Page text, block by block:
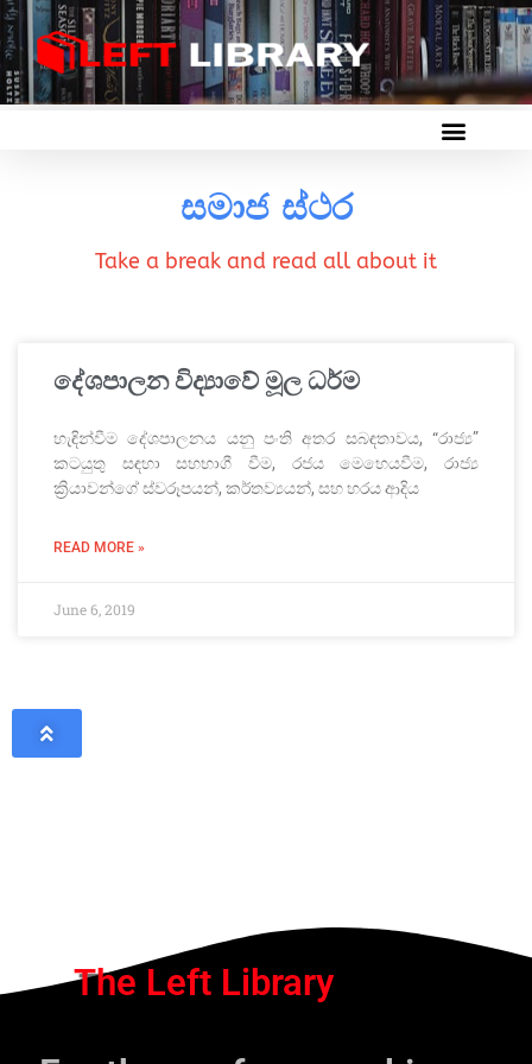
සමාජ ස්ථර
Take a break and read all about it
දේශපාලන විද්‍යාවේ මූල ධර්ම
හැඳින්වීම දේශපාලනය යනු පංති අතර සබඳතාවය, “රාජ්‍ය”
කටයුතු සඳහා සහභාගී වීම, රජය මෙහෙයවීම, රාජ්‍ය
ක්‍රියාවන්ගේ ස්වරූපයන්, කර්තව්‍යයන්, සහ හරය ආදිය
READ MORE »
June 6, 2019
The Left Library